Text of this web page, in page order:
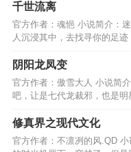
千世流离
官方作者：魂悒 小说简介：
人沉浸其中，去找寻你的足
诉不尽忧肠别离…………
阴阳龙凤变
官方作者：傲雪大人 小说简
吧，让是七代龙裁邪，也是
发生什么有趣故事呢？…
修真界之现代文化
官方作者：不凛冽的风.QD